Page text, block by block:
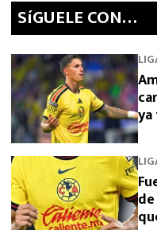
SíGUELE CON…